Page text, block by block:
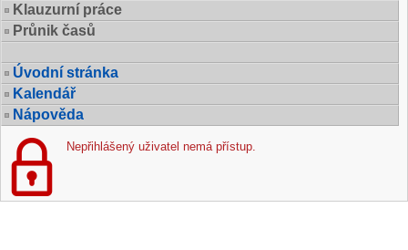
Klauzurní práce
Průnik časů
Úvodní stránka
Kalendář
Nápověda
Nepřihlášený uživatel nemá přístup.